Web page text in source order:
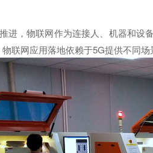
进，物联网作为连接人、机器和
联网应用落地依赖于5G提供不同